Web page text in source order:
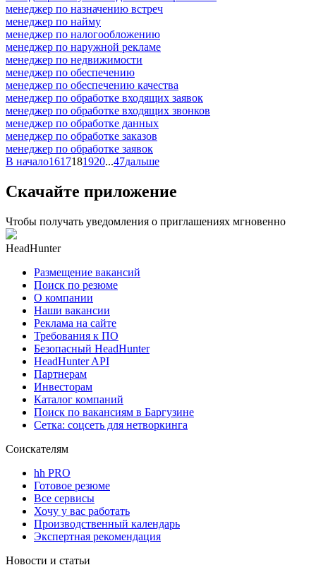
менеджер по назначению встреч
менеджер по найму
менеджер по налогообложению
менеджер по наружной рекламе
менеджер по недвижимости
менеджер по обеспечению
менеджер по обеспечению качества
менеджер по обработке входящих заявок
менеджер по обработке входящих звонков
менеджер по обработке данных
менеджер по обработке заказов
менеджер по обработке заявок
В начало1617181920...47дальше
Скачайте приложение
Чтобы получать уведомления о приглашениях мгновенно
HeadHunter
Размещение вакансий
Поиск по резюме
О компании
Наши вакансии
Реклама на сайте
Требования к ПО
Безопасный HeadHunter
HeadHunter API
Партнерам
Инвесторам
Каталог компаний
Поиск по вакансиям в Баргузине
Сетка: соцсеть для нетворкинга
Соискателям
hh PRO
Готовое резюме
Все сервисы
Хочу у вас работать
Производственный календарь
Экспертная рекомендация
Новости и статьи